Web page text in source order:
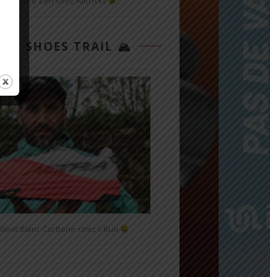
3 SHOES TRAIL 🏔
Blanc Carbone chez i-Run